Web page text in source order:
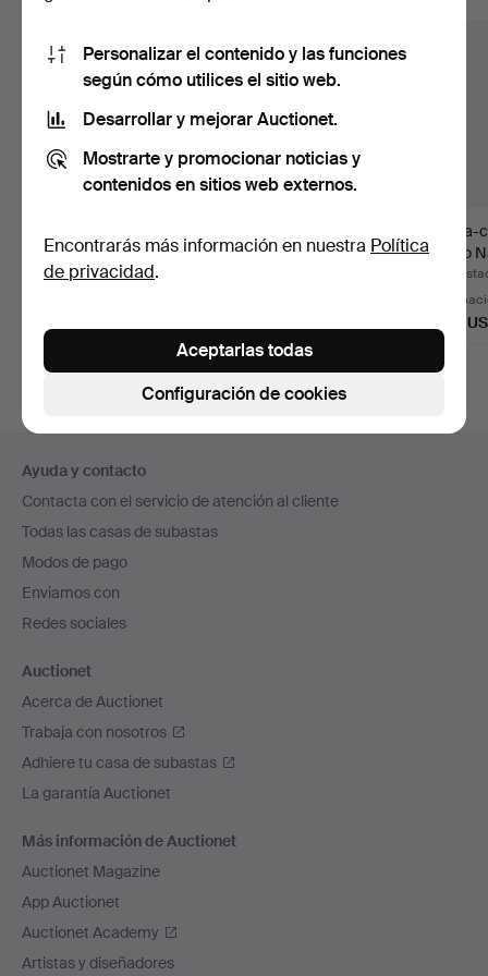
fresno, de final…
Subastado 6 ago 2026
ANNA BOHIGAS. Mesa
estilo
405
en
el
pie
de
página
Ayuda y contacto
Contacta con el servicio de atención al cliente
Todas las casas de subastas
Modos de pago
Enviamos con
Redes sociales
Auctionet
Acerca de Auctionet
Trabaja con nosotros
Adhiere tu casa de subastas
La garantía Auctionet
Más información de Auctionet
Auctionet Magazine
App Auctionet
Auctionet Academy
Artistas y diseñadores
Personalizar el contenido y las funciones
según cómo utilices el sitio web.
Desarrollar y mejorar Auctionet.
Mostrarte y promocionar noticias y
contenidos en sitios web externos.
Encontrarás más información en nuestra Política
de privacidad.
Configuración de cookies
Aceptarlas todas